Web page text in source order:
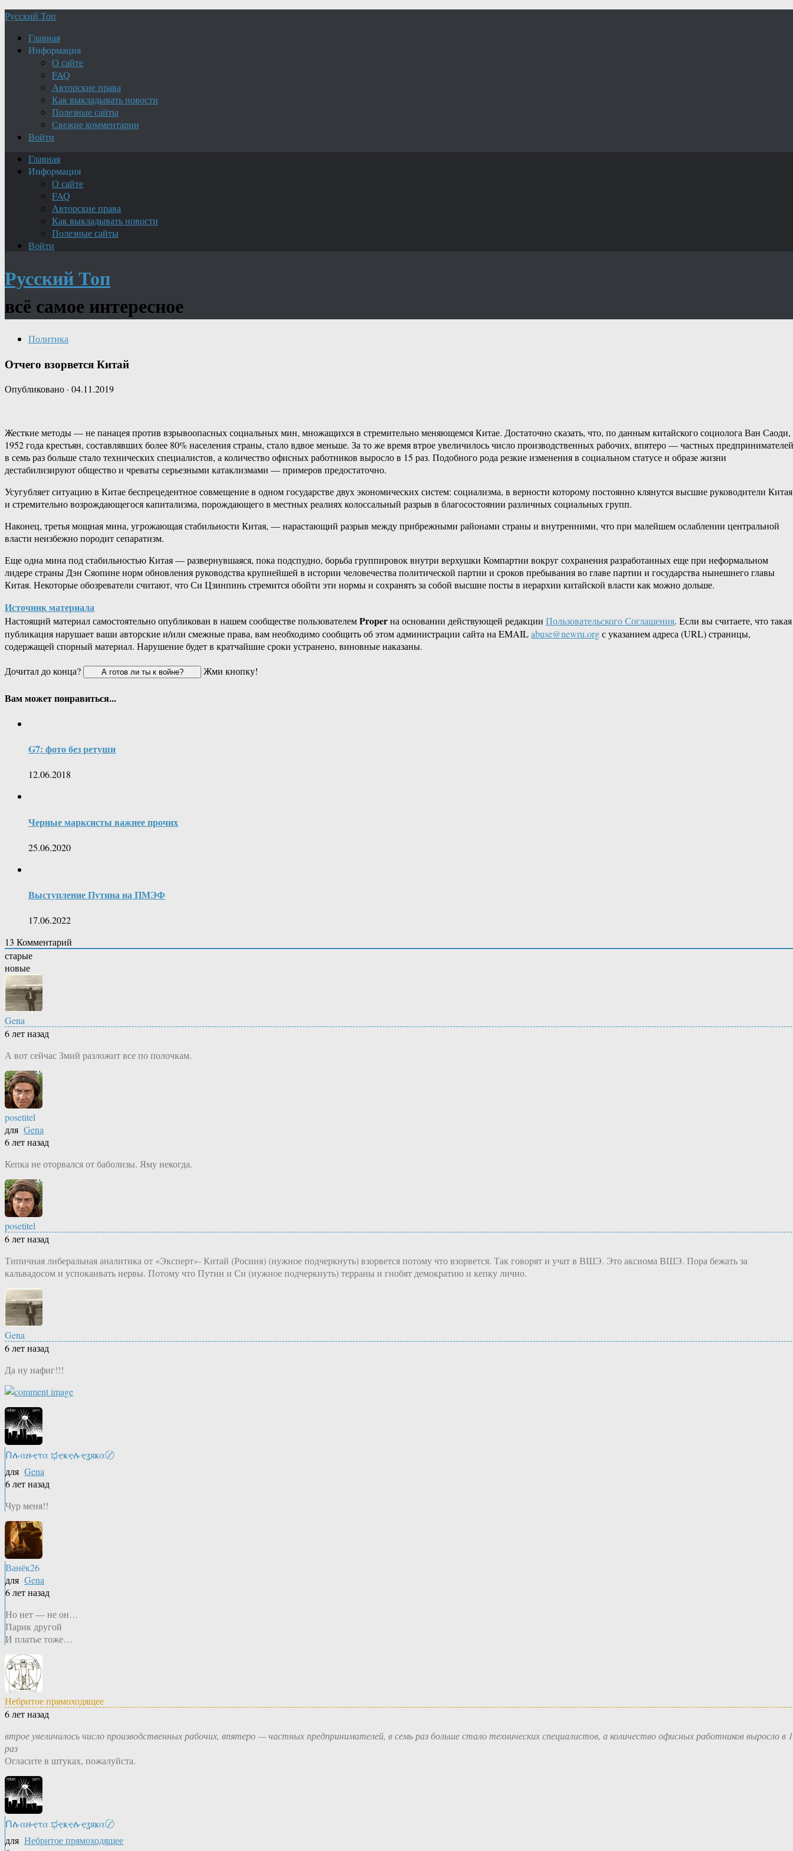
Русский Топ
Главная
Информация
О сайте
FAQ
Авторские права
Как выкладывать новости
Полезные сайты
Свежие комментарии
Войти
Главная
Информация
О сайте
FAQ
Авторские права
Как выкладывать новости
Полезные сайты
Войти
Русский Топ
всё самое интересное
Политика
Отчего взорвется Китай
Опубликовано · 04.11.2019
Жесткие методы — не панацея против взрывоопасных социальных мин, множащихся в стремительно меняющемся Китае. Достаточно сказать, что, по данным китайского социолога Ван Саоди,
1952 года крестьян, составлявших более 80% населения страны, стало вдвое меньше. За то же время втрое увеличилось число производственных рабочих, впятеро — частных
в семь раз больше стало технических специалистов, а количество офисных работников выросло в 15 раз. Подобного рода резкие изменения в социальном статусе и образе жизни
дестабилизируют общество и чреваты серьезными катаклизмами — примеров предостаточно.
Усугубляет ситуацию в Китае беспрецедентное совмещение в одном государстве двух экономических систем: социализма, в верности которому постоянно клянутся высшие руководители
и стремительно возрождающегося капитализма, порождающего в местных реалиях колоссальный разрыв в благосостоянии различных социальных групп.
Наконец, третья мощная мина, угрожающая стабильности Китая, — нарастающий разрыв между прибрежными районами страны и внутренними, что при малейшем ослаблении центральной
власти неизбежно породит сепаратизм.
Еще одна мина под стабильностью Китая — развернувшаяся, пока подспудно, борьба группировок внутри верхушки Компартии вокруг сохранения разработанных еще при неформальном
лидере страны Дэн Сяопине норм обновления руководства крупнейшей в истории человечества политической партии и сроков пребывания во главе партии и государства нынешнего главы
Китая. Некоторые обозреватели считают, что Си Цзинпинь стремится обойти эти нормы и сохранять за собой высшие посты в иерархии китайской власти как можно дольше.
Источник материала
Настоящий материал самостоятельно опубликован в нашем сообществе пользователемProperна основании действующей редакции Пользовательского Соглашения. Если вы считаете, что такая
публикация нарушает ваши авторские и/или смежные права, вам необходимо сообщить об этом администрации сайта на EMAILabuse@newru.orgс указанием адреса (URL) страницы,
содержащей спорный материал. Нарушение будет в кратчайшие сроки устранено, виновные наказаны.
Дочитал до конца?
Жми кнопку!
Вам может понравиться...
G7: фото без ретуши
12.06.2018
Черные марксисты важнее прочих
25.06.2020
Выступление Путина на ПМЭФ
17.06.2022
13 Комментарий
старые
новые
Gena
6 лет назад
А вот сейчас Змий разложит все по полочкам.
posetitel
для Gena
6 лет назад
Кепка не оторвался от баболизы. Яму некогда.
posetitel
6 лет назад
Типичная либеральная аналитика от «Эксперт»- Китай (Росиия) (нужное подчеркнуть) взорвется потому что взорвется. Так говорят и учат в ВШЭ. Это аксиома ВШЭ. Пора бежать за
кальвадосом и успокаивать нервы. Потому что Путин и Си (нужное подчеркнуть) терраны и гнобят демократию и кепку лично.
Gena
6 лет назад
Да ну нафиг!!!
Ոሉαዙҿτα ಭҿҝҿሉҿʓяҝα〄
для Gena
6 лет назад
Чур меня!!
Ванёк26
для Gena
6 лет назад
Но нет — не он…
Парик другой
И платье тоже…
Небритое прямоходящее
6 лет назад
втрое увеличилось число производственных рабочих, впятеро — частных предпринимателей, в семь раз больше стало технических специалистов, а количество офисных работников выросло в
раз
Огласите в штуках, пожалуйста.
Ոሉαዙҿτα ಭҿҝҿሉҿʓяҝα〄
для Небритое прямоходящее